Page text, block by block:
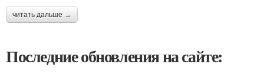
читать дальше →
Последние обновления на сайте: